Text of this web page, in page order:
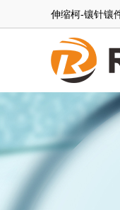
伸缩柯-镶针镶